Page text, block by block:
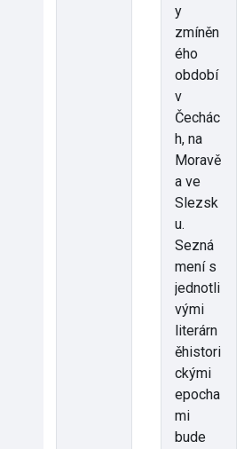
y
zmíněn
ého
období
v
Čechác
h, na
Moravě
a ve
Slezsk
u.
Sezná
mení s
jednotli
vými
literárn
ěhistori
ckými
epocha
mi
bude